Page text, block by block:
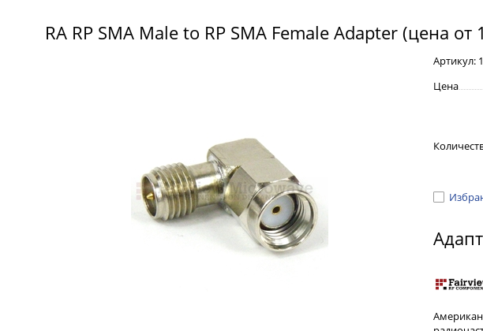
RA RP SMA Male to RP SMA Female Adapter (цена от
Артикул:
Цена